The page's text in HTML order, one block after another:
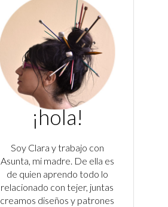
¡hola!
Soy Clara y trabajo con
Asunta, mi madre. De ella es
de quien aprendo todo lo
relacionado con tejer, juntas
creamos diseños y patrones